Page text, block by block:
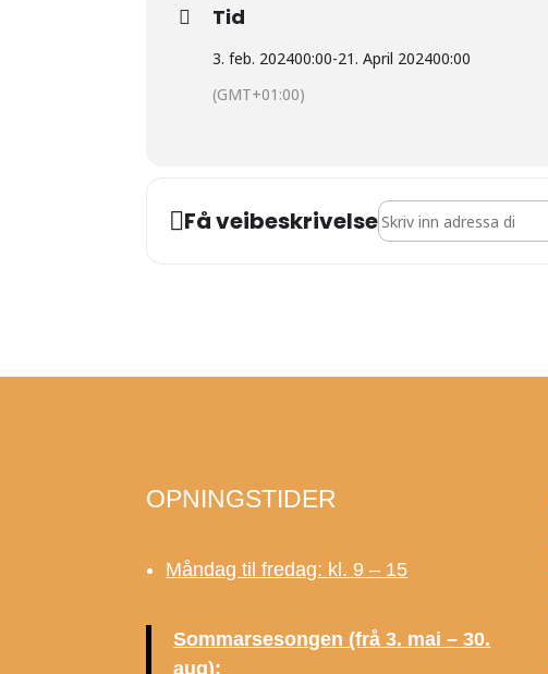
Tid
3. feb. 202400:00-21. April 202400:00
(GMT+01:00)
Få veibeskrivelseAddress - Nattankar []
OPNINGSTIDER
Måndag til fredag: kl. 9 – 15
Sommarsesongen (frå 3. mai – 30.
aug):